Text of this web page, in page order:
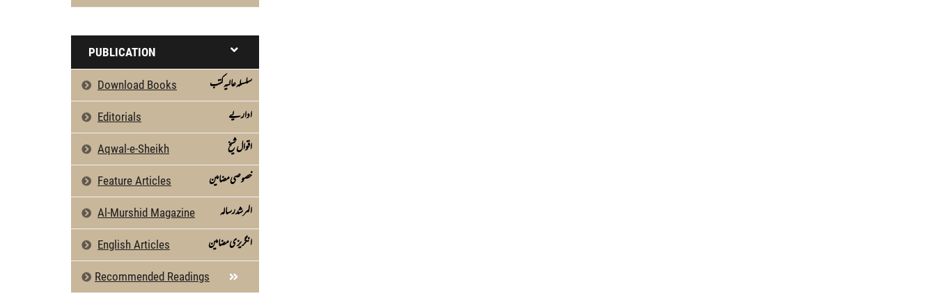
PUBLICATION
Download Books سلسلہ عالیہ کتب
Editorials اداریے
Aqwal-e-Sheikh اقوال شیخ
Feature Articles خصوصی مضامین
Al-Murshid Magazine المرشد رسالہ
English Articles انگریزی مضامین
Recommended Readings